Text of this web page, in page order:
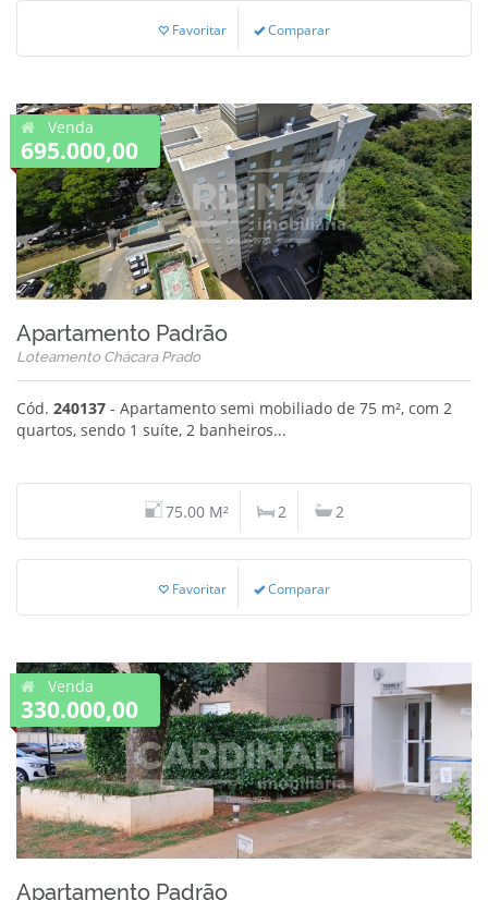
Favoritar Comparar
Venda
695.000,00
Apartamento Padrão
Loteamento Chácara Prado
Cód. 240137 - Apartamento semi mobiliado de 75 m², com 2
quartos, sendo 1 suíte, 2 banheiros...
75.00 M² 2 2
Favoritar Comparar
Venda
330.000,00
Apartamento Padrão